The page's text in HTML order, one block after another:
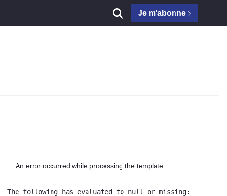
Je m'abonne
An error occurred while processing the template.
The following has evaluated to null or missing: